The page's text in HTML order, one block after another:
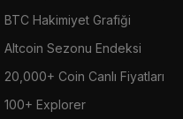
BTC Hakimiyet Grafiği
Altcoin Sezonu Endeksi
20,000+ Coin Canlı Fiyatları
100+ Explorer